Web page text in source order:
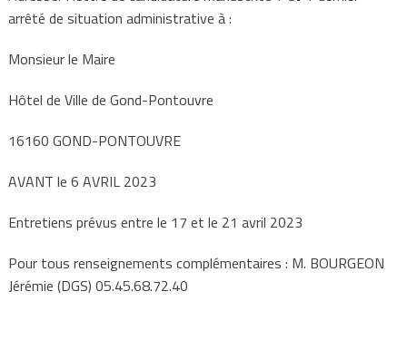
arrêté de situation administrative à :
Monsieur le Maire
Hôtel de Ville de Gond-Pontouvre
16160 GOND-PONTOUVRE
AVANT le 6 AVRIL 2023
Entretiens prévus entre le 17 et le 21 avril 2023
Pour tous renseignements complémentaires : M. BOURGEON
Jérémie (DGS) 05.45.68.72.40